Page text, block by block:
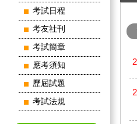
考試日程
考友社刊
考試簡章
應考須知
歷屆試題
考試法規